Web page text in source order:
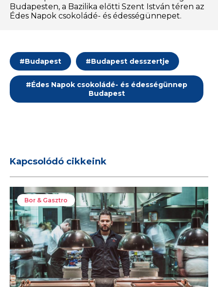
Budapesten, a Bazilika előtti Szent István téren az
Édes Napok csokoládé- és édességünnepet.
#Budapest #Budapest desszertje
#Édes Napok csokoládé- és édességünnep
Budapest
Kapcsolódó cikkeink
Bor & Gasztro